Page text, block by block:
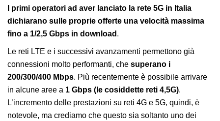
I primi operatori ad aver lanciato la rete 5G in Italia
dichiarano sulle proprie offerte una velocità massima
fino a 1/2,5 Gbps in download .
Le reti LTE e i successivi avanzamenti permettono già
connessioni molto performanti, che superano i
200/300/400 Mbps. Più recentemente è possibile arrivare
in alcune aree a 1 Gbps (le cosiddette reti 4,5G).
L’incremento delle prestazioni su reti 4G e 5G, quindi, è
notevole, ma crediamo che questo sia soltanto uno dei